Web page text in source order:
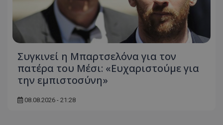
Συγκινεί η Μπαρτσελόνα για τον
πατέρα του Μέσι: «Ευχαριστούμε για
την εμπιστοσύνη»
08.08.2026 - 21:28